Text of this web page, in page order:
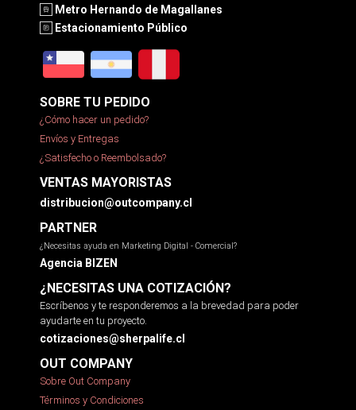
Metro Hernando de Magallanes
Estacionamiento Público
SOBRE TU PEDIDO
¿Cómo hacer un pedido?
Envíos y Entregas
¿Satisfecho o Reembolsado?
VENTAS MAYORISTAS
distribucion@outcompany.cl
PARTNER
¿Necesitas ayuda en Marketing Digital - Comercial?
Agencia BIZEN
¿NECESITAS UNA COTIZACIÓN?
Escríbenos y te responderemos a la brevedad para poder
ayudarte en tu proyecto.
cotizaciones@sherpalife.cl
OUT COMPANY
Sobre Out Company
Términos y Condiciones